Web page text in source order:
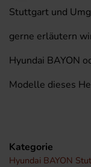
Stuttgart und
gerne erläutern
Hyundai BAYON
Modelle dieses
Kategorie
Hyundai BAYON